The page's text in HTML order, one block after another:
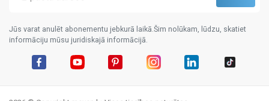
Jūs varat anulēt abonementu jebkurā laikā.Šim nolūkam, lūdzu, skatiet
informāciju mūsu juridiskajā informācijā.